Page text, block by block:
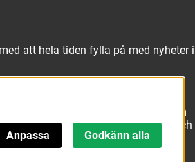
att hela tiden fylla på med nyheter i
från välkända märken som
maximal rörelsefrihet, både på och
Anpassa Godkänn alla